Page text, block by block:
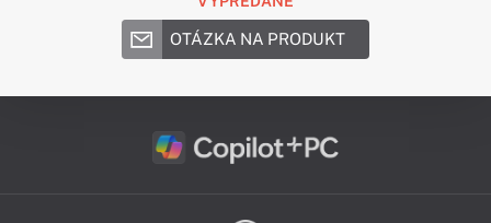
OTÁZKA NA PRODUKT